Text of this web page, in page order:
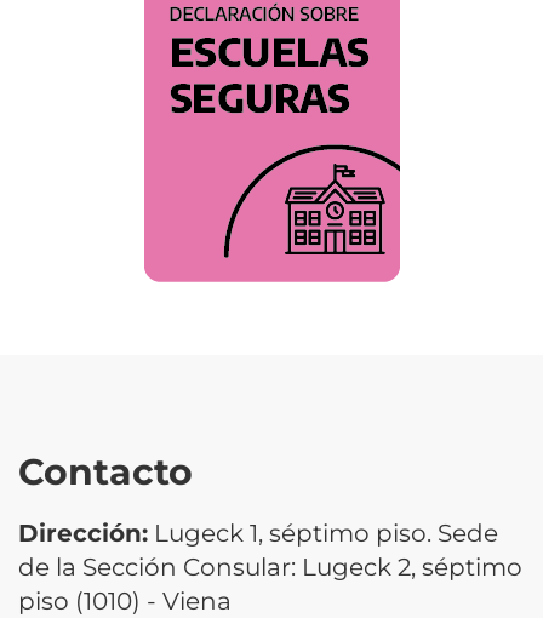
Contacto
Dirección: Lugeck 1, séptimo piso. Sede
de la Sección Consular: Lugeck 2, séptimo
piso (1010) - Viena